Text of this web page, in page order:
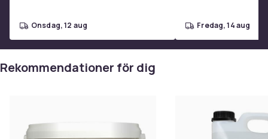
onsdag, 12 aug fredag, 14 aug
Rekommendationer för dig